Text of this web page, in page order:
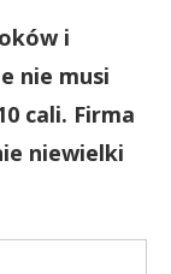
i
nie musi
cali. Firma
niewielki